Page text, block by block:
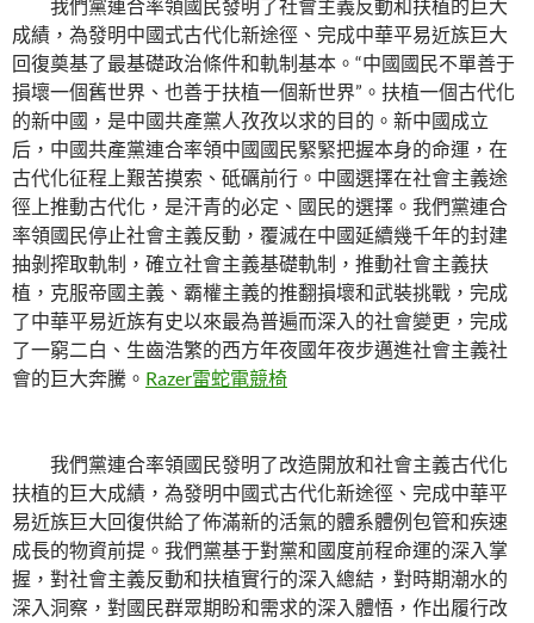
我們黨連合率領國民發明了社會主義反動和扶植的巨大
成績，為發明中國式古代化新途徑、完成中華平易近族巨大
回復奠基了最基礎政治條件和軌制基本。“中國國民不單善于
損壞一個舊世界、也善于扶植一個新世界”。扶植一個古代化
的新中國，是中國共產黨人孜孜以求的目的。新中國成立
后，中國共產黨連合率領中國國民緊緊把握本身的命運，在
古代化征程上艱苦摸索、砥礪前行。中國選擇在社會主義途
徑上推動古代化，是汗青的必定、國民的選擇。我們黨連合
率領國民停止社會主義反動，覆滅在中國延續幾千年的封建
抽剝搾取軌制，確立社會主義基礎軌制，推動社會主義扶
植，克服帝國主義、霸權主義的推翻損壞和武裝挑戰，完成
了中華平易近族有史以來最為普遍而深入的社會變更，完成
了一窮二白、生齒浩繁的西方年夜國年夜步邁進社會主義社
會的巨大奔騰。 Razer雷蛇電競椅
我們黨連合率領國民發明了改造開放和社會主義古代化
扶植的巨大成績，為發明中國式古代化新途徑、完成中華平
易近族巨大回復供給了佈滿新的活氣的體系體例包管和疾速
成長的物資前提。我們黨基于對黨和國度前程命運的深入掌
握，對社會主義反動和扶植實行的深入總結，對時期潮水的
深入洞察，對國民群眾期盼和需求的深入體悟，作出履行改